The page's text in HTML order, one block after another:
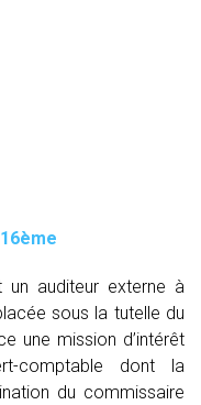
auditeur externe à
sous la tutelle du
une mission d’intérêt
comptable dont la
du commissaire